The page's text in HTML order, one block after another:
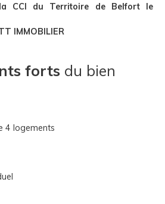
CCI du Territoire de Belfort le
IMMOBILIER
forts du bien
4 logements